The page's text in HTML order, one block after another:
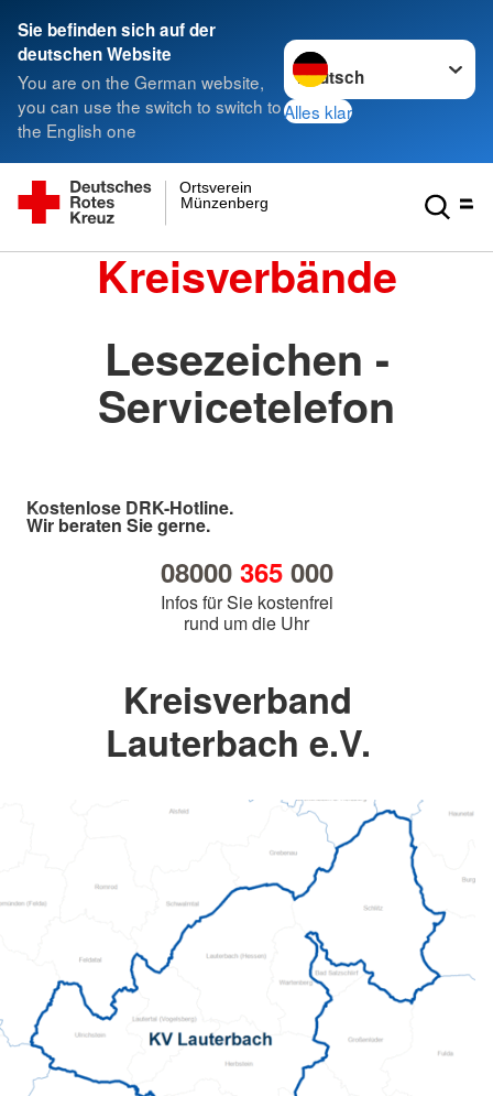
Sie befinden sich auf der
deutschen Website
You are on the German website,
you can use the switch to switch to
the English one
Sprache wechseln zu
Alles klar
Münzenberg
Ortsverein
Kreisverbände
Lesezeichen -
Servicetelefon
Kostenlose DRK-Hotline.
Wir beraten Sie gerne.
08000 365000
Infos für Sie kostenfrei
rund um die Uhr
Kreisverband
Lauterbach e.V.